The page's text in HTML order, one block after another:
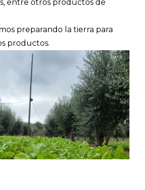
entre otros productos de
preparando la tierra para
productos.